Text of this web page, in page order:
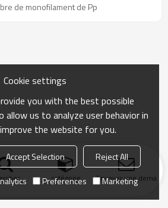
de monofilament de Pp
catégorie Envoyer une
Cookie settings
you with the best possible
allow us to analyze user behavior in
the website for you.
Accept Selection
Reject All
Preferences Marketing